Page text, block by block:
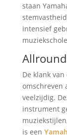
staan
intensief
De klank
omschreven
veelzijdig.
instrument
is een